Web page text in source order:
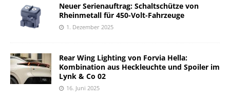
Neuer Serienauftrag: Schaltschütze von
Rheinmetall für 450-Volt-Fahrzeuge
1. Dezember 2025
Rear Wing Lighting von Forvia Hella:
Kombination aus Heckleuchte und Spoiler im
Lynk & Co 02
16. Juni 2025